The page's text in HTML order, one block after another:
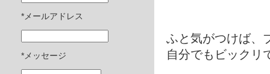
ふと気がつけば、
自分でもビックリ
*メールアドレス
*メッセージ